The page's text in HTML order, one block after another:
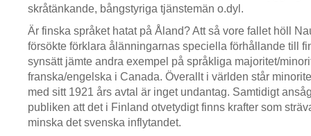
skråtänkande, bångstyriga tjänstemän o.dyl.
Är finska språket hatat på Åland? Att så vore fallet höll
försökte förklara ålänningarnas speciella förhållande till
synsätt jämte andra exempel på språkliga majoritet/
franska/engelska i Canada. Överallt i världen står
med sitt 1921 års avtal är inget undantag. Samtidigt
publiken att det i Finland otvetydigt finns krafter som
minska det svenska inflytandet.